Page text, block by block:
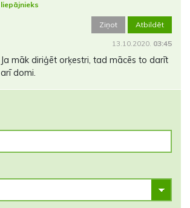
liepājnieks
Ziņot Atbildēt
13.10.2020. 03:45
Ja māk diriģēt orķestri, tad mācēs to darīt
arī domi.